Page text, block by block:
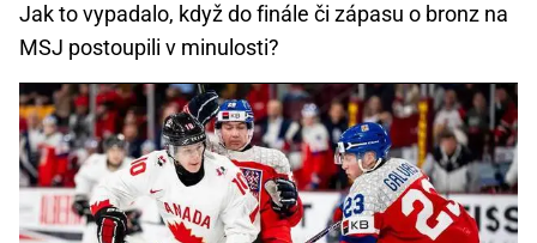
Jak to vypadalo, když do finále či zápasu o bronz na
MSJ postoupili v minulosti?